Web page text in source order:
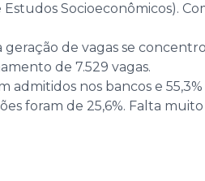
Socioeconômicos).
de vagas se
de 7.529 vagas.
admitidos nos bancos e
foram de 25,6%. Falta